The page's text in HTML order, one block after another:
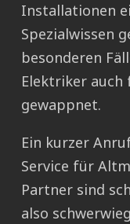
Installationen
Spezialwissen
besonderen
Elektriker
gewappnet.
Ein kurzer
Service für
Partner sind
also